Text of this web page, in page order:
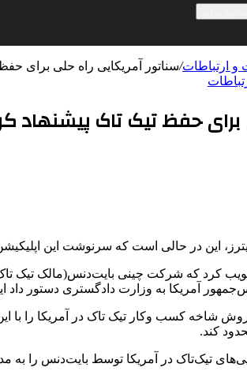
و ارتباطات/سناتور آمریکایی راه حلی برای
برای حفظ تیک تاک پیشنهاد
که سرنوشت این اپلیکیشن ویدئویی کوتاه که توسط ۱۷۰ میلیون
آمریکا به وزارت دادگستری دستور داد
شاخه کسب وکار تیک تاک در آمریکا را
کند.
آمریکا توسط بایت‌دنس را به مدت ۹۰ روز تا ۱۷ سپتامبر تمدید